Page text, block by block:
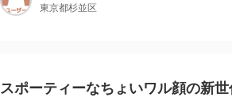
東京都杉並区
スポーティーなちょいワル顔の新